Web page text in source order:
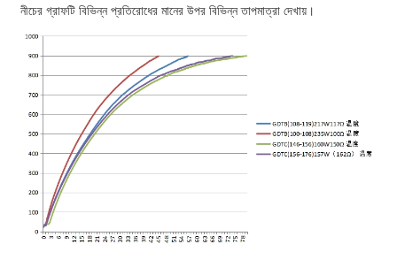
নীচের গ্রাফটি বিভিন্ন প্রতিরোধের মানের উপর বিভিন্ন তাপমাত্রা দেখায়।